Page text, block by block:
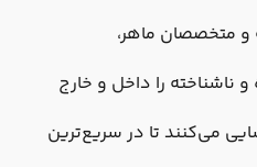
و متخصصان ماهر،
ناشناخته را داخل و خارج
می‌کنند تا در سریع‌ترین